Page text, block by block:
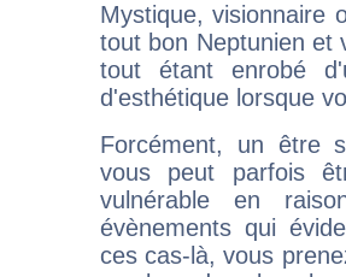
Mystique, visionnaire
tout bon Neptunien et
tout étant enrobé
d'esthétique lorsque
Forcément, un être
vous peut parfois
vulnérable en
évènements qui
ces cas-là, vous